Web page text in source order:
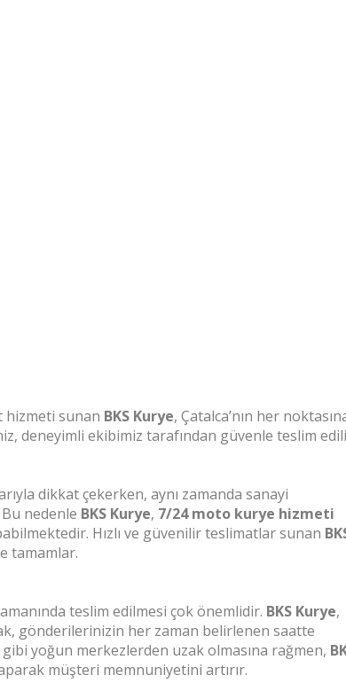
hizmeti sunan BKS Kurye, Çatalca’nın her
deneyimli ekibimiz tarafından güvenle teslim
dikkat çekerken, aynı zamanda sanayi
nedenle BKS Kurye, 7/24 moto kurye hizmeti
Hızlı ve güvenilir teslimatlar sunan
tamamlar.
teslim edilmesi çok önemlidir. BKS Kurye,
gönderilerinizin her zaman belirlenen saatte
gibi yoğun merkezlerden uzak olmasına rağmen,
müşteri memnuniyetini artırır.